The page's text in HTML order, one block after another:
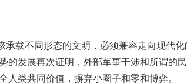
承载不同形态的文明，必须兼容走向现代
的发展再次证明，外部军事干涉和所谓的
人类共同价值，摒弃小圈子和零和博弈。